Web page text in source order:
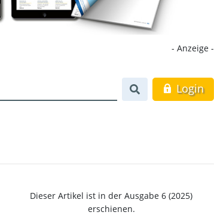
- Anzeige -
Login
Dieser Artikel ist in der Ausgabe 6 (2025)
erschienen.